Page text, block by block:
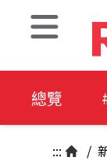
總覽
::: /